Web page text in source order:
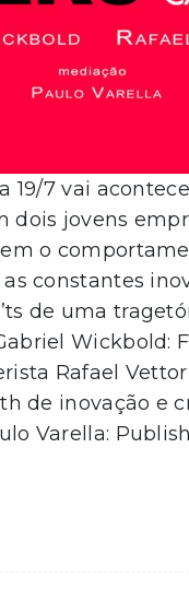
19/7 vai
dois jovens
o
constantes
de uma
Wickbold:
Rafael
de inovação e
Varella: